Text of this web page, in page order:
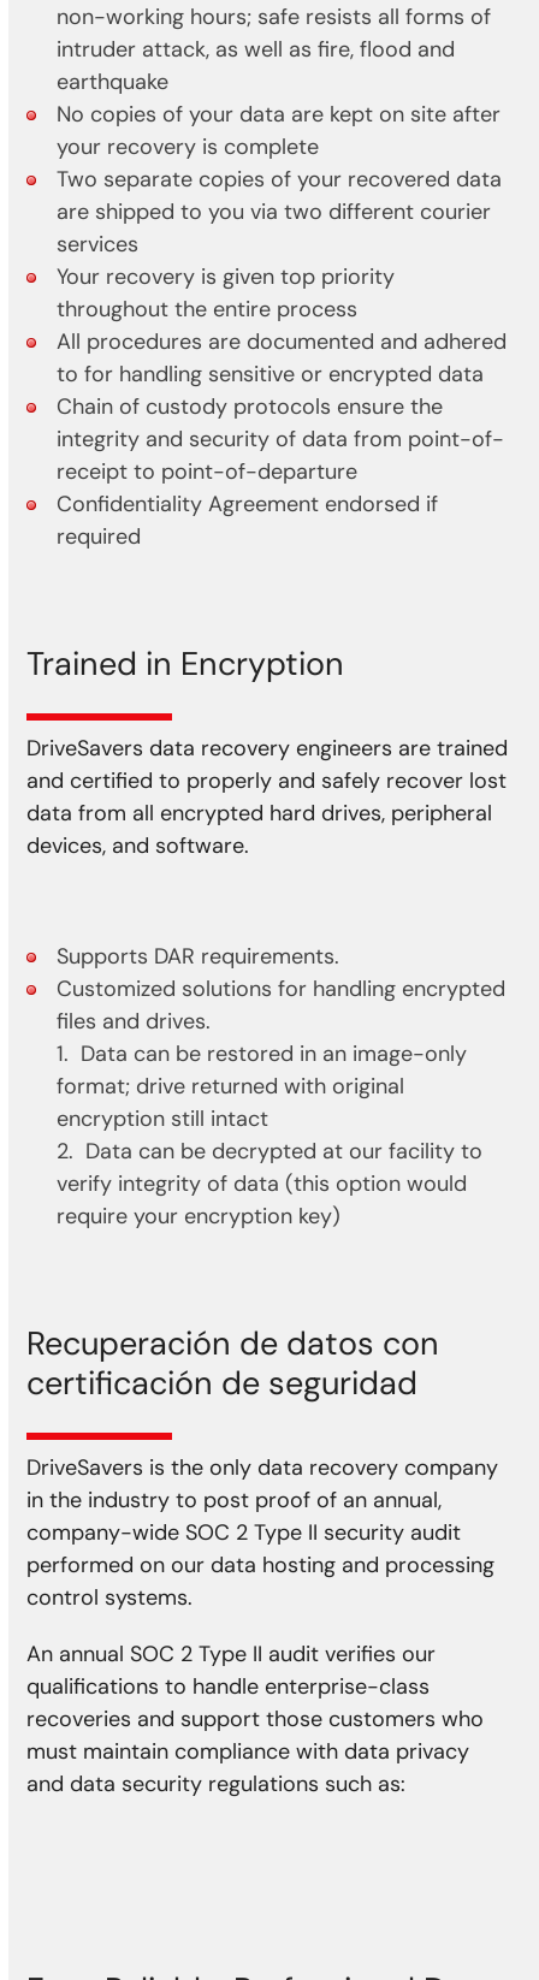
non-working hours; safe resists all forms of
intruder attack, as well as fire, flood and
earthquake
No copies of your data are kept on site after
your recovery is complete
Two separate copies of your recovered data
are shipped to you via two different courier
services
Your recovery is given top priority
throughout the entire process
All procedures are documented and adhered
to for handling sensitive or encrypted data
Chain of custody protocols ensure the
integrity and security of data from point-of-
receipt to point-of-departure
Confidentiality Agreement endorsed if
required
Trained in Encryption
DriveSavers data recovery engineers are trained
and certified to properly and safely recover lost
data from all encrypted hard drives, peripheral
devices, and software.
Supports DAR requirements.
Customized solutions for handling encrypted
files and drives.
1. Data can be restored in an image-only
format; drive returned with original
encryption still intact
2. Data can be decrypted at our facility to
verify integrity of data (this option would
require your encryption key)
Recuperación de datos con
certificación de seguridad
DriveSavers is the only data recovery company
in the industry to post proof of an annual,
company-wide SOC 2 Type II security audit
performed on our data hosting and processing
control systems.
An annual SOC 2 Type II audit verifies our
qualifications to handle enterprise-class
recoveries and support those customers who
must maintain compliance with data privacy
and data security regulations such as: